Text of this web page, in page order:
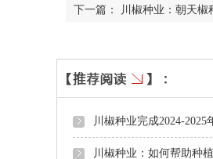
下一篇：
川椒种业：朝天椒
川椒种业完成2024-
川椒种业：如何帮助种